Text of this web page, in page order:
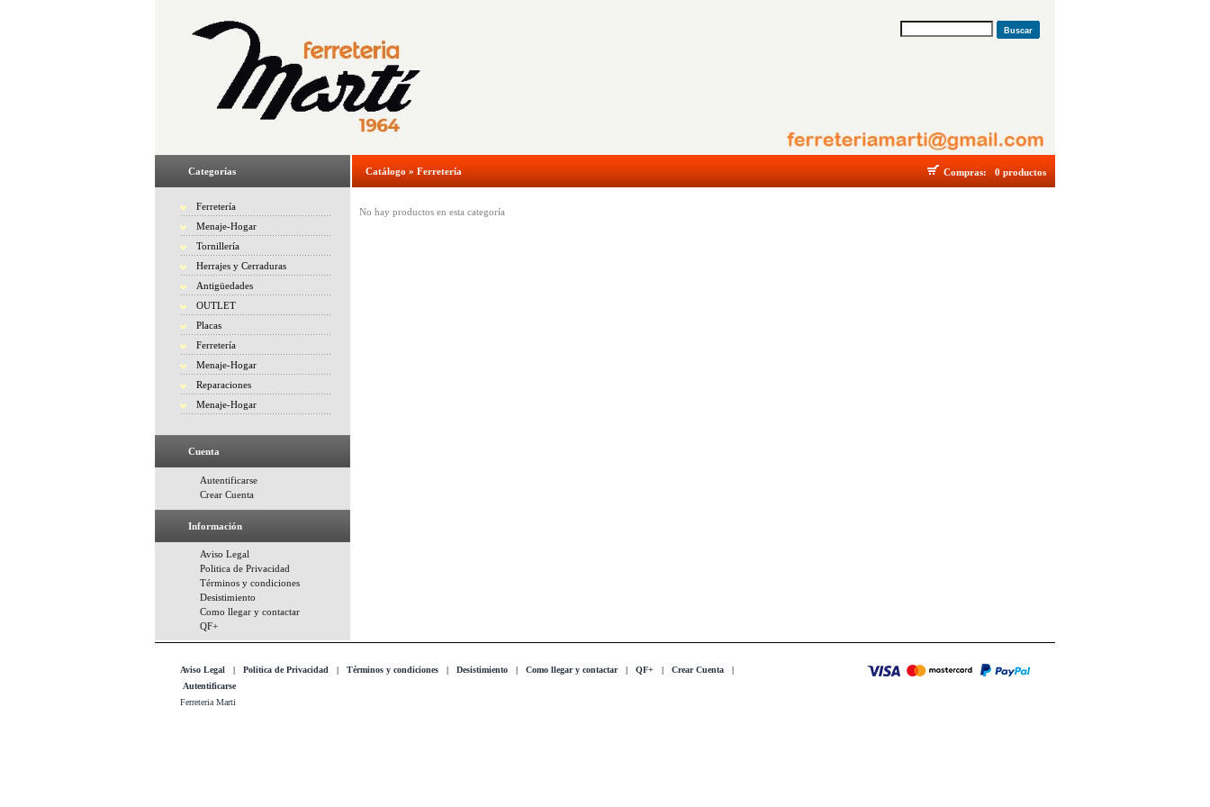
Buscar
Categorías
Ferretería
Menaje-Hogar
Tornillería
Herrajes y Cerraduras
Antigüedades
OUTLET
Placas
Ferretería
Menaje-Hogar
Reparaciones
Menaje-Hogar
Cuenta
Autentificarse
Crear Cuenta
Información
Aviso Legal
Politica de Privacidad
Términos y condiciones
Desistimiento
Como llegar y contactar
QF+
Catálogo » Ferretería Compras: 0 productos
No hay productos en esta categoría
Aviso Legal | Politica de Privacidad | Términos y condiciones | Desistimiento | Como llegar y contactar| QF+ | Crear Cuenta |
Autentificarse
Ferreteria Marti